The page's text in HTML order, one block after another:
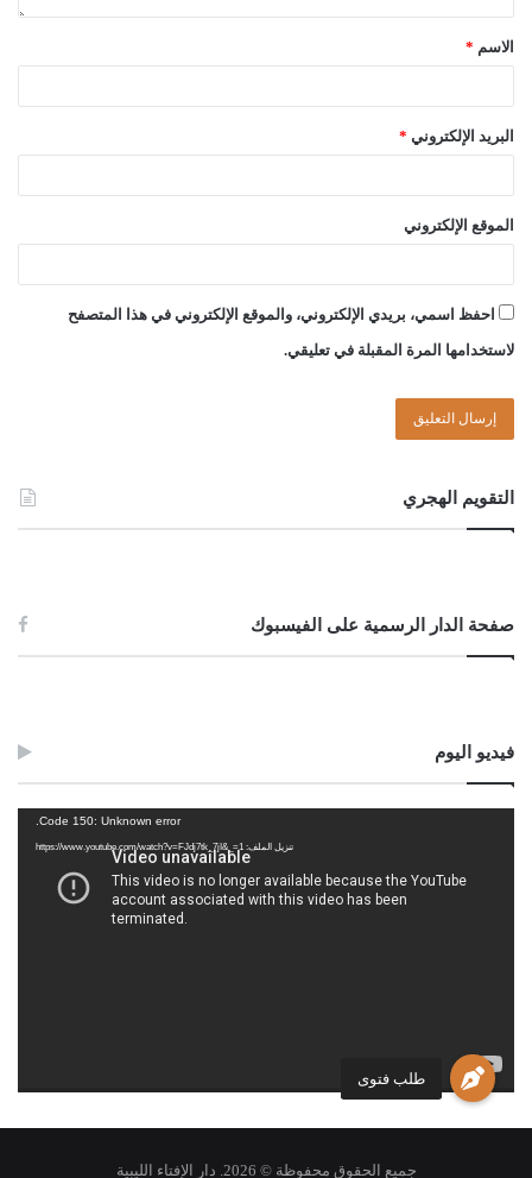
طلب فتوى
الاسم *
البريد الإلكتروني *
الموقع الإلكتروني
احفظ اسمي، بريدي الإلكتروني، والموقع الإلكتروني في هذا المتصفح
لاستخدامها المرة المقبلة في تعليقي.
التقويم الهجري
صفحة الدار الرسمية على الفيسبوك
فيديو اليوم
Code 150: Unknown error.
تنزيل الملف: https://www.youtube.com/watch?v=FJdj7tk_7jI&_=1
جميع الحقوق محفوظة © 2026. دار الإفتاء الليبية